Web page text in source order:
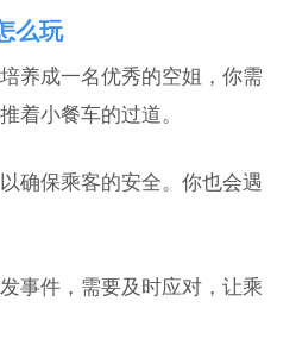
么玩
养成一名优秀的空姐，你需
着小餐车的过道。
确保乘客的安全。你也会遇
事件，需要及时应对，让乘